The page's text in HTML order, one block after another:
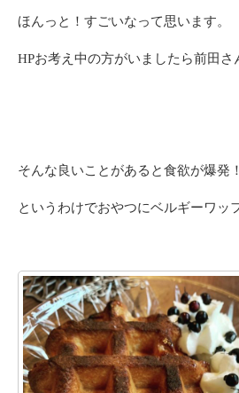
ほんっと！すごいなって思います。
HPお考え中の方がいましたら前田さ
そんな良いことがあると食欲が爆発！
というわけでおやつにベルギーワッ